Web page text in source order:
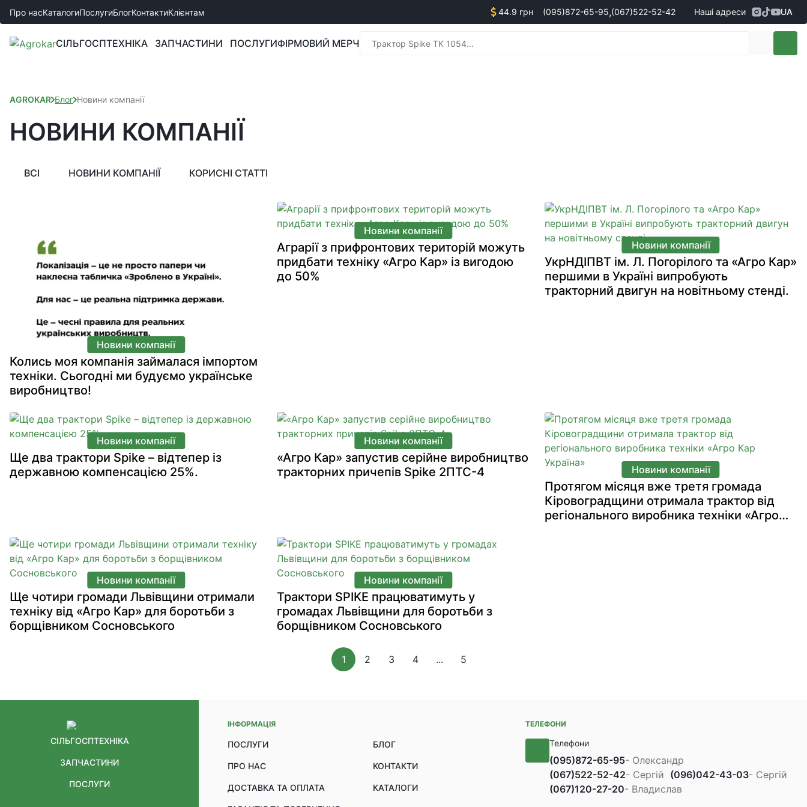
Про насКаталогиПослугиБлогКонтактиКлієнтам 44.9 грн (095)872-65-95,(067)522-52-42
(097)120-57-20 - Олександр
Наші адреси UA
СІЛЬГОСПТЕХНІКА ЗАПЧАСТИНИ ПОСЛУГИФІРМОВИЙ МЕРЧ
AGROKAR Блог Новини компанії
НОВИНИ КОМПАНІЇ
ВСІ НОВИНИ КОМПАНІЇ КОРИСНІ СТАТТІ
Новини компанії
Колись моя компанія займалася імпортом
техніки. Сьогодні ми будуємо українське
виробництво!
Новини компанії
Аграрії з прифронтових територій можуть
придбати техніку «Агро Кар» із вигодою
до 50%
Новини компанії
УкрНДІПВТ ім. Л. Погорілого та «Агро Кар»
першими в Україні випробують
тракторний двигун на новітньому стенді.
Новини компанії
Ще два трактори Spike – відтепер із
державною компенсацією 25%.
Новини компанії
«Агро Кар» запустив серійне виробництво
тракторних причепів Spike 2ПТС-4
Новини компанії
Протягом місяця вже третя громада
Кіровоградщини отримала трактор від
регіонального виробника техніки «Агро
Новини компанії
Ще чотири громади Львівщини отримали
техніку від «Агро Кар» для боротьби з
борщівником Сосновського
Новини компанії
Трактори SPIKE працюватимуть у
громадах Львівщини для боротьби з
борщівником Сосновського
1 2 3 4 ... 5
СІЛЬГОСПТЕХНІКА
ЗАПЧАСТИНИ
ПОСЛУГИ
ІНФОРМАЦІЯ
ПОСЛУГИ БЛОГ
ПРО НАС КОНТАКТИ
ДОСТАВКА ТА ОПЛАТА КАТАЛОГИ
ТЕЛЕФОНИ
Телефони
(095)872-65-95- Олександр
(067)522-52-42- Сергій (096)042-43-03- Сергій
(067)120-27-20- Владислав